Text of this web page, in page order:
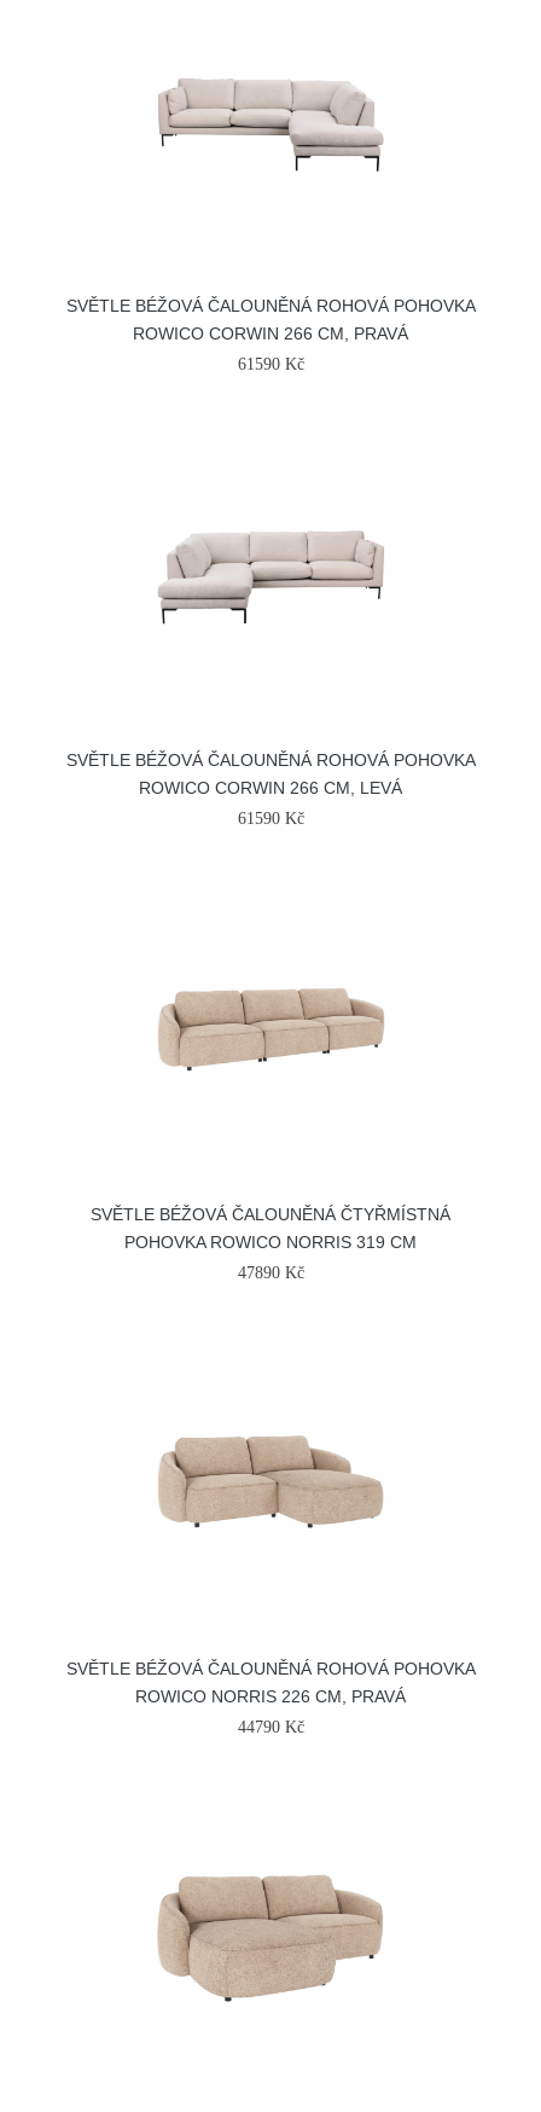
SVĚTLE BÉŽOVÁ ČALOUNĚNÁ ROHOVÁ POHOVKA
ROWICO CORWIN 266 CM, PRAVÁ
61590 Kč
SVĚTLE BÉŽOVÁ ČALOUNĚNÁ ROHOVÁ POHOVKA
ROWICO CORWIN 266 CM, LEVÁ
61590 Kč
SVĚTLE BÉŽOVÁ ČALOUNĚNÁ ČTYŘMÍSTNÁ
POHOVKA ROWICO NORRIS 319 CM
47890 Kč
SVĚTLE BÉŽOVÁ ČALOUNĚNÁ ROHOVÁ POHOVKA
ROWICO NORRIS 226 CM, PRAVÁ
44790 Kč